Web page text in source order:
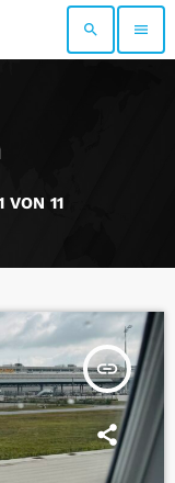
search menu
VON 11
insert_link